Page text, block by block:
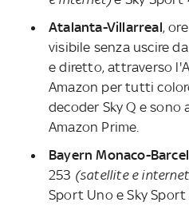
Atalanta-Villarreal,
visibile senza uscire
e diretto, attraverso
Amazon per tutti
decoder Sky Q e
Amazon Prime.
Bayern Monaco-
253 (satellite e
Sport Uno e Sky Sport